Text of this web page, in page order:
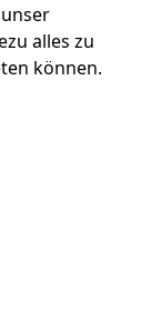
alles zu
können.